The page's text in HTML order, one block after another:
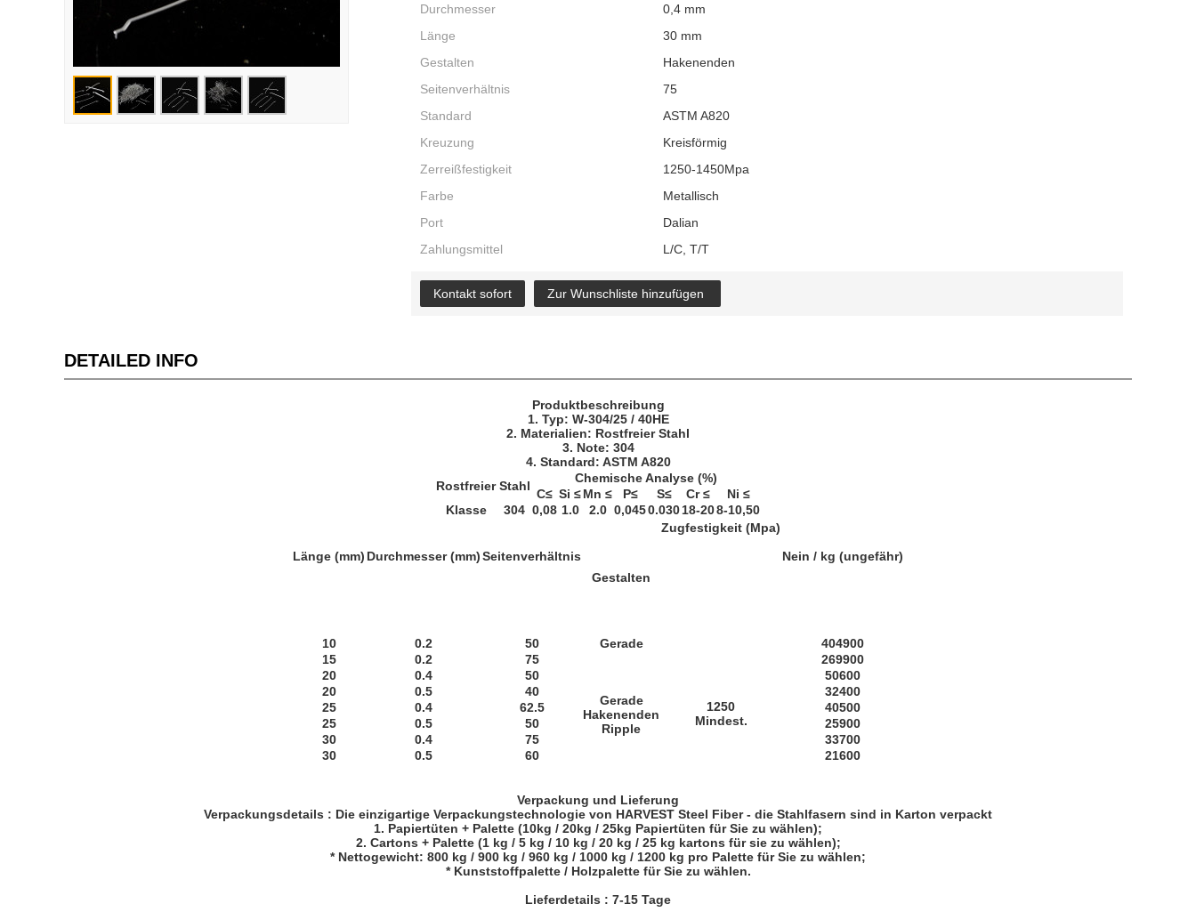
Durchmesser
0,4 mm
Länge
30 mm
Gestalten
Hakenenden
Seitenverhältnis
75
Standard
ASTM A820
Kreuzung
Kreisförmig
Zerreißfestigkeit
1250-1450Mpa
Farbe
Metallisch
Port
Dalian
Zahlungsmittel
L/C, T/T
Kontakt sofort Zur Wunschliste hinzufügen
DETAILED INFO
Produktbeschreibung
1. Typ: W-304/25 / 40HE
2. Materialien: Rostfreier Stahl
3. Note: 304
4. Standard: ASTM A820
Rostfreier Stahl
Chemische Analyse (%)
C≤ Si ≤Mn ≤ P≤ S≤ Cr ≤
Ni ≤
Klasse
304 0,08 1.0 2.0 0,0450.03018-208-10,50
Länge (mm) Durchmesser (mm)Seitenverhältnis
Gestalten
Zugfestigkeit (Mpa)
Nein / kg (ungefähr)
10 0.2 50 Gerade
1250
Mindest.
404900
15
0.2 75
Gerade
Hakenenden
Ripple
269900
20
0.4 50
50600
20
0.5 40
32400
25
0.4 62.5
40500
25
0.5 50
25900
30
0.4 75
33700
30
0.5 60 21600
Verpackung und Lieferung
Verpackungsdetails : Die einzigartige Verpackungstechnologie von HARVEST Steel Fiber - die Stahlfasern sind in Karton verpackt
1. Papiertüten + Palette (10kg / 20kg / 25kg Papiertüten für Sie zu wählen);
2. Cartons + Palette (1 kg / 5 kg / 10 kg / 20 kg / 25 kg kartons für sie zu wählen);
* Nettogewicht: 800 kg / 900 kg / 960 kg / 1000 kg / 1200 kg pro Palette für Sie zu wählen;
* Kunststoffpalette / Holzpalette für Sie zu wählen.
Lieferdetails : 7-15 Tage